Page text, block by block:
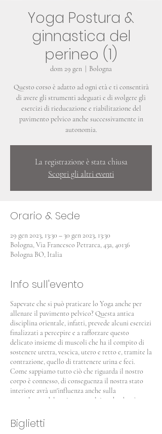
Yoga Postura &
ginnastica del
perineo (1)
dom 29 gen Bologna
Questo corso è adatto ad ogni età e ti consentirà
di avere gli strumenti adeguati e di svolgere gli
esercizi di rieducazione e riabilitazione del
pavimento pelvico anche successivamente in
autonomia.
La registrazione è stata chiusa
Scopri gli altri eventi
Orario & Sede
29 gen 2023, 13:30 – 30 gen 2023, 13:30
Bologna, Via Francesco Petrarca, 43a, 40136
Bologna BO, Italia
Info sull'evento
Sapevate che si può praticare lo Yoga anche per
allenare il pavimento pelvico? Questa antica
disciplina orientale, infatti, prevede alcuni esercizi
finalizzati a percepire e a rafforzare questo
delicato insieme di muscoli che ha il compito di
sostenere uretra, vescica, utero e retto e, tramite la
contrazione, quello di trattenere urina e feci.
Come sappiamo tutto ciò che riguarda il nostro
corpo è connesso, di conseguenza il nostra stato
interiore avrà un'influenza anche sulla
muscolatura del pavimento pelvico che dovrà
maggiormente contratto.
Yoga postura e ginnastica del perineo è un ciclo di
Biglietti